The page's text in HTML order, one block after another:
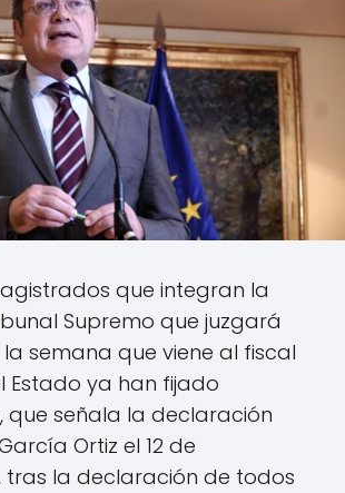
que integran la
Supremo que juzgará
semana que viene al fiscal
Estado ya han fijado
que señala la declaración
Ortiz el 12 de
tras la declaración de todos